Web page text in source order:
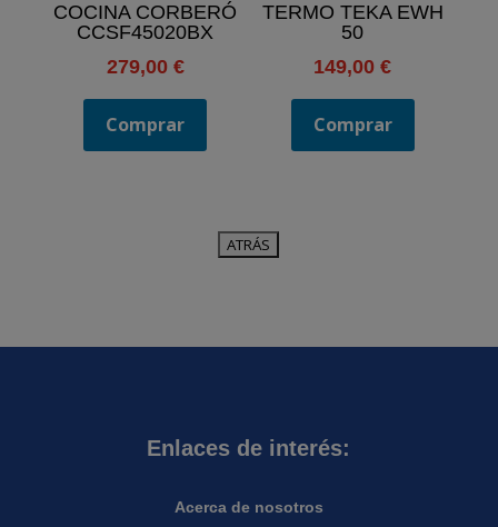
COCINA CORBERÓ
CCSF45020BX
279,00 €
Comprar
TERMO TEKA EWH
50
149,00€
Comprar
Enlaces de interés:
Acerca de nosotros